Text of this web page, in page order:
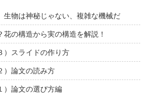
生物は神秘じゃない、複雑な機械だ
花の構造から実の構造を解説！
）スライドの作り方
）論文の読み方
）論文の選び方編